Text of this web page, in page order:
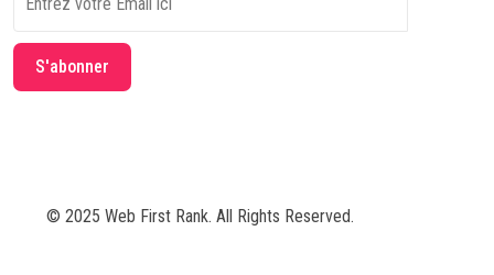
© 2025 Web First Rank. All Rights Reserved.